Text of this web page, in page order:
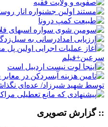
:: گزارش تصویری